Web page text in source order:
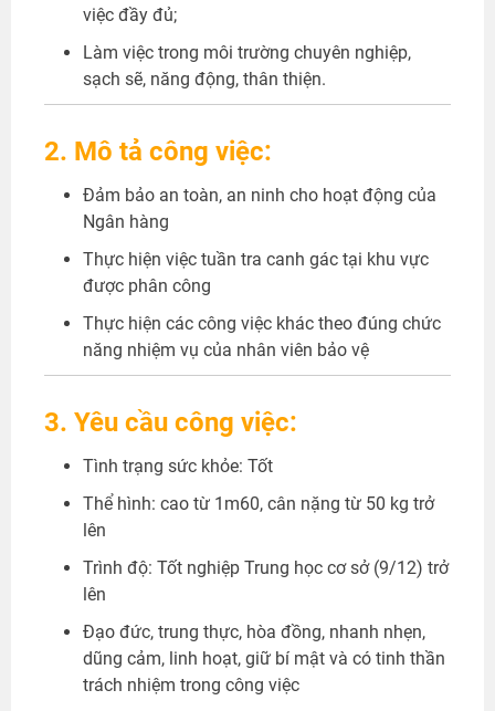
việc đầy đủ;
Làm việc trong môi trường chuyên nghiệp,
sạch sẽ, năng động, thân thiện.
2. Mô tả công việc:
Đảm bảo an toàn, an ninh cho hoạt động của
Ngân hàng
Thực hiện việc tuần tra canh gác tại khu vực
được phân công
Thực hiện các công việc khác theo đúng chức
năng nhiệm vụ của nhân viên bảo vệ
3. Yêu cầu công việc:
Tình trạng sức khỏe: Tốt
Thể hình: cao từ 1m60, cân nặng từ 50 kg trở
lên
Trình độ: Tốt nghiệp Trung học cơ sở (9/12) trở
lên
Đạo đức, trung thực, hòa đồng, nhanh nhẹn,
dũng cảm, linh hoạt, giữ bí mật và có tinh thần
trách nhiệm trong công việc